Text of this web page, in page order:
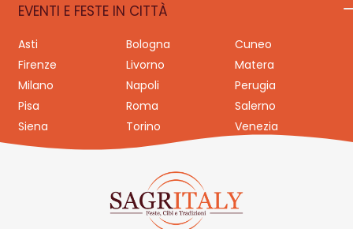
EVENTI E FESTE IN CITTÀ
Asti Bologna
Cuneo
Firenze
Livorno
Matera
Milano
Napoli
Perugia
Pisa
Roma
Salerno
Siena
Torino Venezia